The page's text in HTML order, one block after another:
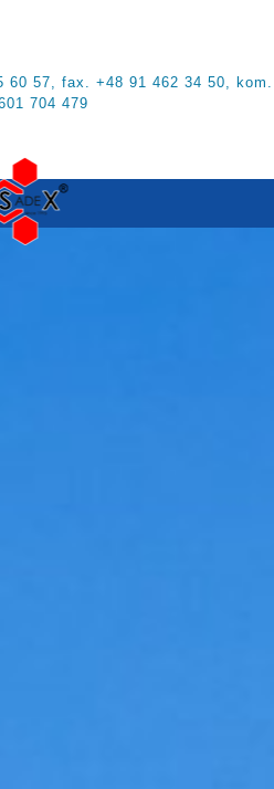
60 57, fax. +48 91 462 34 50, kom.
704 479